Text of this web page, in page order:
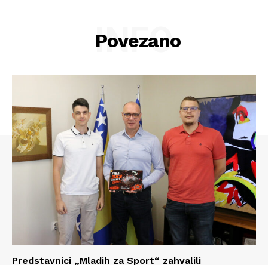
Povezano
INFO
Predstavnici „Mladih za Sport“ zahvalili